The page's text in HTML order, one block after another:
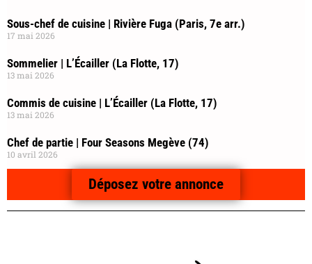
Sous-chef de cuisine | Rivière Fuga (Paris, 7e arr.)
17 mai 2026
Sommelier | L’Écailler (La Flotte, 17)
13 mai 2026
Commis de cuisine | L’Écailler (La Flotte, 17)
13 mai 2026
Chef de partie | Four Seasons Megève (74)
10 avril 2026
Déposez votre annonce